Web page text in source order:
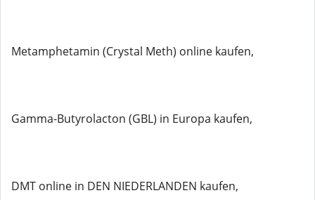
Metamphetamin (Crystal Meth) online kaufen,
Gamma-Butyrolacton (GBL) in Europa kaufen,
DMT online in DEN NIEDERLANDEN kaufen,